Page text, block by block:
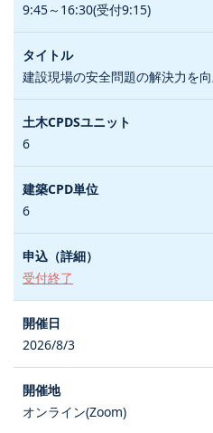
9:45～16:30(受付9:15)
建設現場の安全問題の解決力を
6
6
受付終了
2026/8/3
オンライン(Zoom)